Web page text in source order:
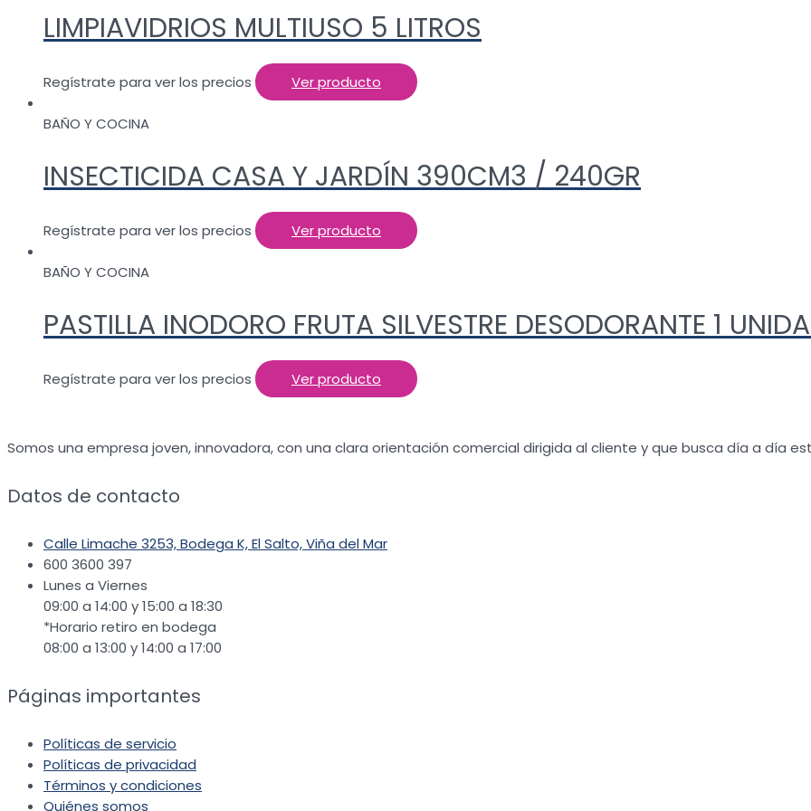
LIMPIAVIDRIOS MULTIUSO 5 LITROS
Regístrate para ver los precios Ver producto
BAÑO Y COCINA
INSECTICIDA CASA Y JARDÍN 390CM3 / 240GR
Regístrate para ver los precios Ver producto
BAÑO Y COCINA
PASTILLA INODORO FRUTA SILVESTRE DESODORANTE 1
Regístrate para ver los precios Ver producto
Somos una empresa joven, innovadora, con una clara orientación comercial dirigida al cliente y que busca día a día
Datos de contacto
Calle Limache 3253, Bodega K, El Salto, Viña del Mar
600 3600 397
Lunes a Viernes
09:00 a 14:00 y 15:00 a 18:30
*Horario retiro en bodega
08:00 a 13:00 y 14:00 a 17:00
Páginas importantes
Políticas de servicio
Políticas de privacidad
Términos y condiciones
Quiénes somos